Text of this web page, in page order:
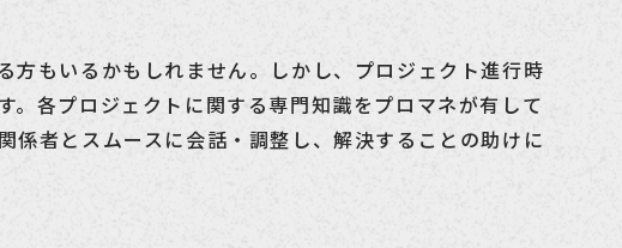
方もいるかもしれません。しかし、プロジェクト進行時
。各プロジェクトに関する専門知識をプロマネが有して
係者とスムースに会話・調整し、解決することの助けに